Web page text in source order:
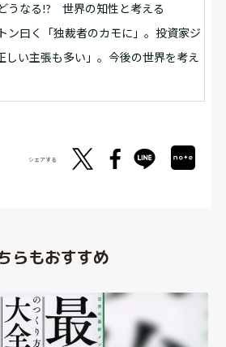
うなる!? 世界の知性と考える
ン曰く「独裁者のカモに」。投資家ジ
しい主張も多い」。今後の世界を考え
シェアする
らもおすすめ